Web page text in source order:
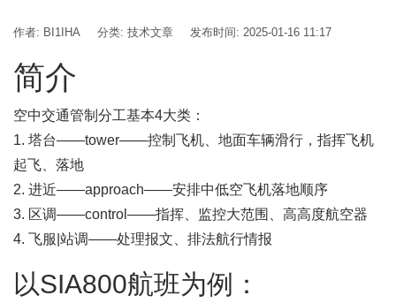
作者: BI1IHA 分类: 技术文章 发布时间: 2025-01-16 11:17
简介
空中交通管制分工基本4大类：
1. 塔台——tower——控制飞机、地面车辆滑行，指挥飞机
起飞、落地
2. 进近——approach——安排中低空飞机落地顺序
3. 区调——control——指挥、监控大范围、高高度航空器
4. 飞服|站调——处理报文、排法航行情报
以SIA800航班为例：